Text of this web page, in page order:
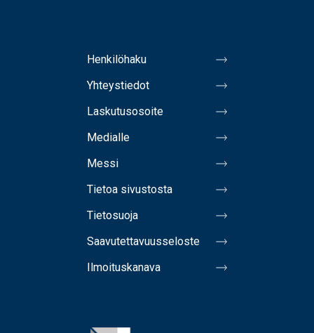
Henkilöhaku
Yhteystiedot
Laskutusosoite
Medialle
Messi
Tietoa sivustosta
Tietosuoja
Saavutettavuusseloste
Ilmoituskanava